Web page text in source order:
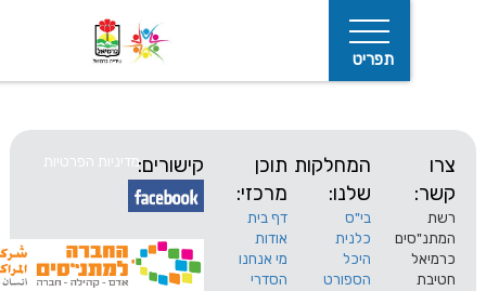
המחלקות
שלנו:
בי"ס
כלנית
היכל
הספורט
תוכן
מרכזי:
דף בית
אודות
מי אנחנו
הסדרי
קישורים: מדיניות הפרטיות